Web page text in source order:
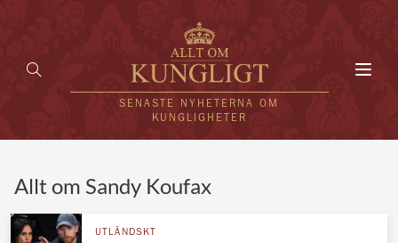
SENASTE NYHETERNA OM
KUNGLIGHETER
Allt om Sandy Koufax
UTLÄNDSKT